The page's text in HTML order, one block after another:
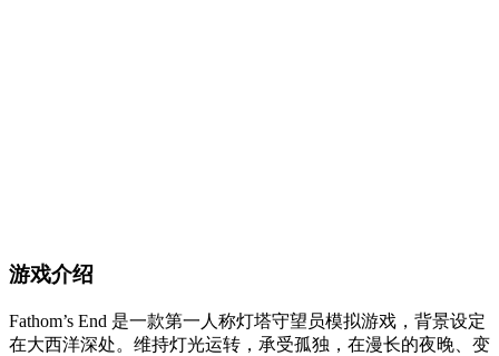
游戏介绍
Fathom’s End 是一款第一人称灯塔守望员模拟游戏，背景设定
在大西洋深处。维持灯光运转，承受孤独，在漫长的夜晚、变